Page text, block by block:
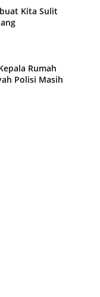
Kita Sulit
Rumah
Polisi Masih